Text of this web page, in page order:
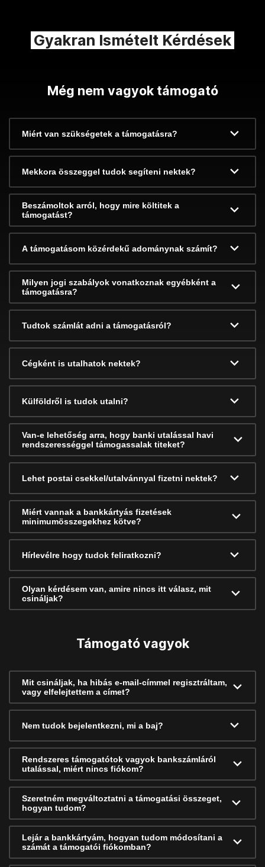
Gyakran Ismételt Kérdések
Még nem vagyok támogató
Miért van szükségetek a támogatásra?
Mekkora összeggel tudok segíteni nektek?
Beszámoltok arról, hogy mire költitek a
támogatást?
A támogatásom közérdekű adománynak számít?
Milyen jogi szabályok vonatkoznak egyébként a
támogatásra?
Tudtok számlát adni a támogatásról?
Cégként is utalhatok nektek?
Külföldről is tudok utalni?
Van-e lehetőség arra, hogy banki utalással havi
rendszerességgel támogassalak titeket?
Lehet postai csekkel/utalvánnyal fizetni nektek?
Miért vannak a bankkártyás fizetések
minimumösszegekhez kötve?
Hírlevélre hogy tudok feliratkozni?
Olyan kérdésem van, amire nincs itt válasz, mit
csináljak?
Támogató vagyok
Mit csináljak, ha hibás e-mail-címmel regisztráltam,
vagy elfelejtettem a címet?
Nem tudok bejelentkezni, mi a baj?
Rendszeres támogatótok vagyok bankszámláról
utalással, miért nincs fiókom?
Szeretném megváltoztatni a támogatási összeget,
hogyan tudom?
Lejár a bankkártyám, hogyan tudom módosítani a
számát a támogatói fiókomban?